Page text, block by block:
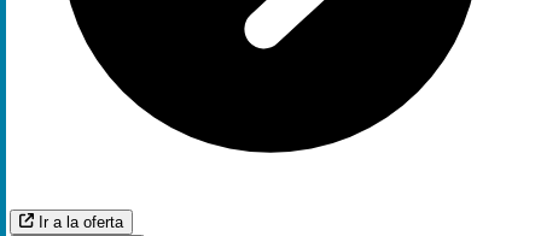
Ir a la oferta